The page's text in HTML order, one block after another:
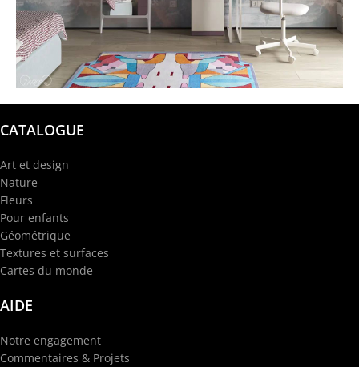
@garba.design
CATALOGUE
Art et design
Nature
Fleurs
Pour enfants
Géométrique
Textures et surfaces
Cartes du monde
AIDE
Notre engagement
Commentaires & Projets